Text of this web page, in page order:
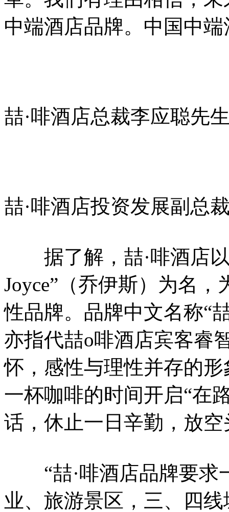
中端酒店品牌。中国中
喆·啡酒店总裁李应聪先
喆·啡酒店投资发展副总
据了解，喆·啡酒店以
Joyce”（乔伊斯）为名
性品牌。品牌中文名称“
亦指代喆o啡酒店宾客睿
怀，感性与理性并存的
一杯咖啡的时间开启“在
话，休止一日辛勤，放
“喆·啡酒店品牌要求
业、旅游景区，三、四